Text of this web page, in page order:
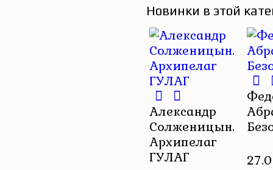
Новинки в этой
Александр
Солженицын.
Архипелаг
ГУЛАГ